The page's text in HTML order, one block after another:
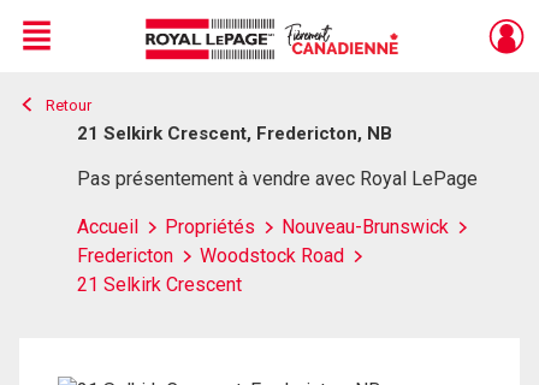
Live
En Direct
Menu
Retour
21 Selkirk Crescent, Fredericton, NB
Pas présentement à vendre avec Royal LePage
Accueil Propriétés
Nouveau-Brunswick
Fredericton
Woodstock Road
21 Selkirk Crescent